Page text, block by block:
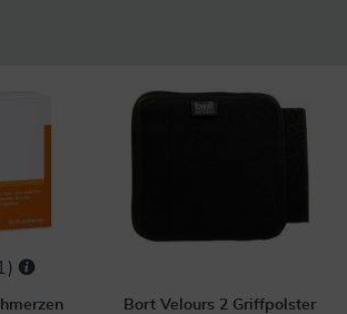
)
Bort Velours 2 Griffpolster